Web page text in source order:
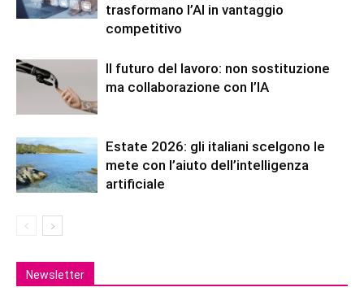
trasformano l’AI in vantaggio
competitivo
Il futuro del lavoro: non sostituzione
ma collaborazione con l’IA
Estate 2026: gli italiani scelgono le
mete con l’aiuto dell’intelligenza
artificiale
Newsletter